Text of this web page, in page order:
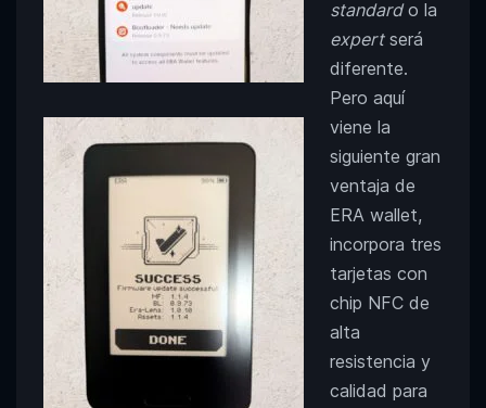
standardo la
expertserá
diferente.
Pero aquí
viene la
siguiente gran
ventaja de
ERA wallet,
incorpora tres
tarjetas con
chip NFC de
alta
resistencia y
calidad para